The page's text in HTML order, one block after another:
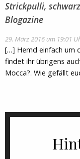
Strickpulli,
Blogazine
29. März 2016 um 19:01
[…] Hemd einfach um
findet ihr übrigens
Mocca?. Wie gefällt